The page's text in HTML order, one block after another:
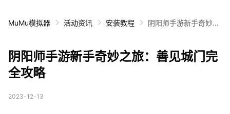
MuMu模拟器 活动资讯 安装教程
阴阳师手游新手奇妙之
阴阳师手游新手奇妙之旅：善见城门完
全攻略
2023-12-13